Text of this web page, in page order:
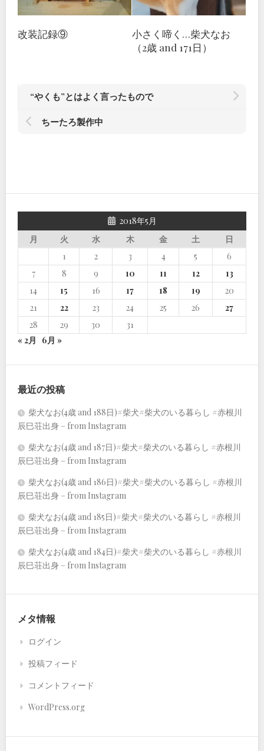
改装記録⑨
小さく啼く…柴犬なお
（2歳 and 171日）
“やくも”とはよく言ったもので
ちーたろ製作中
2018年5月
月
火 水 木 金 土
日
1
2 3 4 5
6
7
8 9 10 11 12
13
14
15 16 17 18 19
20
21
22 23 24 25 26
27
28
29 30
31
« 2月
6月 »
最近の投稿
柴犬なお(4歳 and 188日)#柴犬#柴犬のいる暮らし #赤根川
辰巳荘出身 – from Instagram
柴犬なお(4歳 and 187日)#柴犬#柴犬のいる暮らし #赤根川
辰巳荘出身 – from Instagram
柴犬なお(4歳 and 186日)#柴犬#柴犬のいる暮らし #赤根川
辰巳荘出身 – from Instagram
柴犬なお(4歳 and 185日)#柴犬#柴犬のいる暮らし #赤根川
辰巳荘出身 – from Instagram
柴犬なお(4歳 and 184日)#柴犬#柴犬のいる暮らし #赤根川
辰巳荘出身 – from Instagram
メタ情報
ログイン
投稿フィード
コメントフィード
WordPress.org